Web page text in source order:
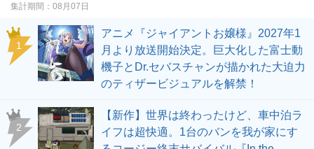
集計期間： 08月07日
1
アニメ『ジャイアントお嬢様』2027年1
月より放送開始決定。巨大化した富士動
機子とDr.セバスチャンが描かれた大迫力
のティザービジュアルを解禁！
2
【新作】世界は終わったけど、車中泊ラ
イフは超快適。1台のバンを我が家にす